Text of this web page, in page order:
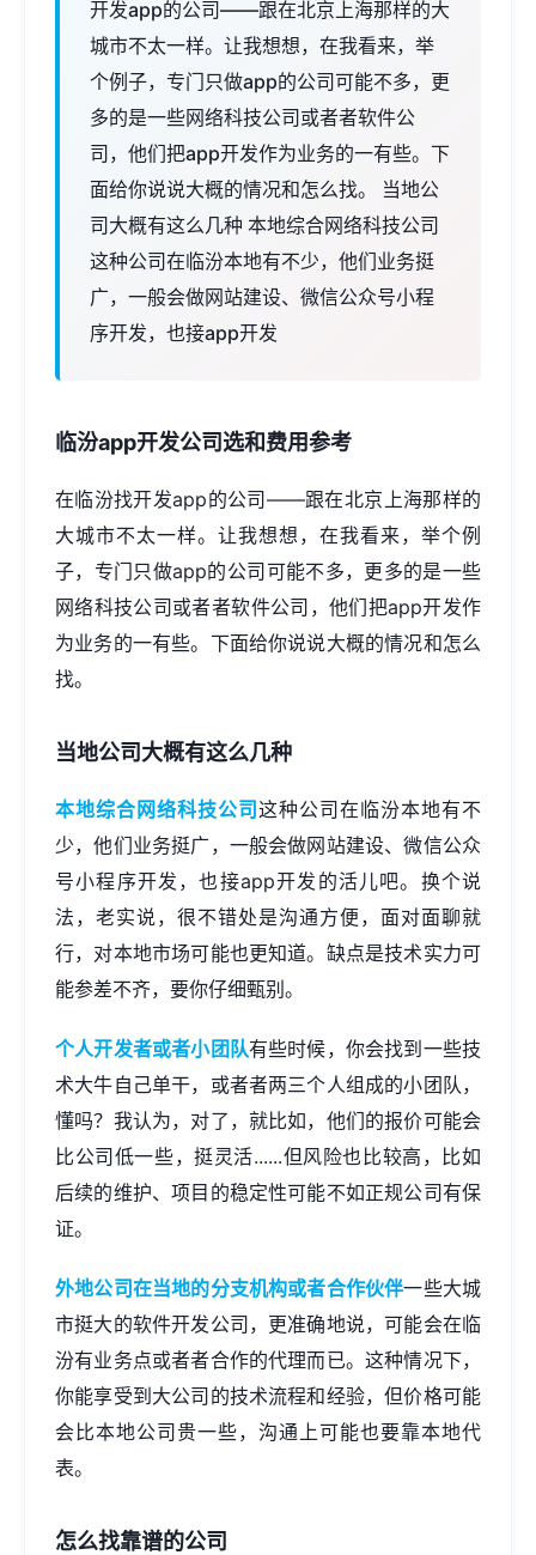
开发app的公司——跟在北京上海那样的大
城市不太一样。让我想想，在我看来，举
个例子，专门只做app的公司可能不多，更
多的是一些网络科技公司或者者软件公
司，他们把app开发作为业务的一有些。下
面给你说说大概的情况和怎么找。 当地公
司大概有这么几种 本地综合网络科技公司
这种公司在临汾本地有不少，他们业务挺
广，一般会做网站建设、微信公众号小程
序开发，也接app开发
临汾app开发公司选和费用参考
在临汾找开发app的公司——跟在北京上海那样的
大城市不太一样。让我想想，在我看来，举个例
子，专门只做app的公司可能不多，更多的是一些
网络科技公司或者者软件公司，他们把app开发作
为业务的一有些。下面给你说说大概的情况和怎么
找。
当地公司大概有这么几种
本地综合网络科技公司 这种公司在临汾本地有不
少，他们业务挺广，一般会做网站建设、微信公众
号小程序开发 ，也接app开发的活儿吧。换个说
法，老实说，很不错处是沟通方便，面对面聊就
行，对本地市场可能也更知道。缺点是技术实力可
能参差不齐，要你仔细甄别。
个人开发者或者小团队有些时候，你会找到一些技
术大牛自己单干，或者者两三个人组成的小团队，
懂吗？我认为，对了，就比如，他们的报价可能会
比公司低一些，挺灵活......但风险也比较高，比如
后续的维护、项目的稳定性可能不如正规公司有保
证。
外地公司在当地的分支机构或者合作伙伴一些大城
市挺大的软件开发公司，更准确地说，可能会在临
汾有业务点或者者合作的代理而已。这种情况下，
你能享受到大公司的技术流程和经验，但价格可能
会比本地公司贵一些，沟通上可能也要靠本地代
表。
怎么找靠谱的公司